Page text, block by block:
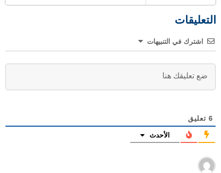
التعليقات
اشترك في التنبيهات
6 تعليق
الأحدث